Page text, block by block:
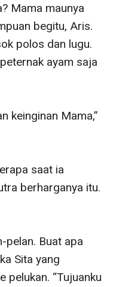
Mama maunya
begitu, Aris.
polos dan lugu.
ayam saja
keinginan Mama,”
saat ia
berharganya itu.
pelan. Buat apa
Sita yang
pelukan. “Tujuanku